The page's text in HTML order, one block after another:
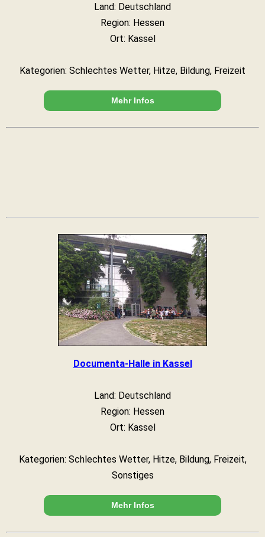
Land: Deutschland
Region: Hessen
Ort: Kassel
Kategorien: Schlechtes Wetter, Hitze, Bildung, Freizeit
Mehr Infos
Documenta-Halle in Kassel
Land: Deutschland
Region: Hessen
Ort: Kassel
Kategorien: Schlechtes Wetter, Hitze, Bildung, Freizeit,
Sonstiges
Mehr Infos